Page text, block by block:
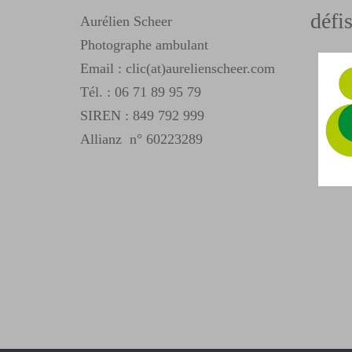
Aurélien Scheer
Photographe ambulant
Email : clic(at)aurelienscheer.com
Tél. : 06 71 89 95 79
SIREN : 849 792 999
Allianz n° 60223289